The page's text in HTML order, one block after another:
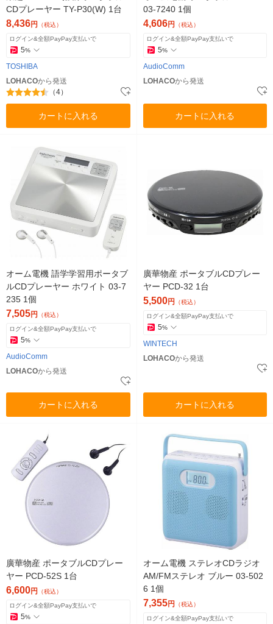
CDプレーヤー TY-P30(W) 1台
8,436円 （税込）
ログイン&全額PayPay支払いで
5%
TOSHIBA
LOHACOから発送
（4）
カートに入れる
03-7240 1個
4,606円 （税込）
ログイン&全額PayPay支払いで
5%
AudioComm
LOHACOから発送
カートに入れる
オーム電機 語学学習用ポータブ
ルCDプレーヤー ホワイト 03-7
235 1個
7,505円 （税込）
ログイン&全額PayPay支払いで
5%
AudioComm
LOHACOから発送
カートに入れる
廣華物産 ポータブルCDプレー
ヤー PCD-32 1台
5,500円 （税込）
ログイン&全額PayPay支払いで
5%
WINTECH
LOHACOから発送
カートに入れる
廣華物産 ポータブルCDプレー
ヤー PCD-52S 1台
6,600円 （税込）
ログイン&全額PayPay支払いで
5%
オーム電機 ステレオCDラジオ
AM/FMステレオ ブルー 03-502
6 1個
7,355円 （税込）
ログイン&全額PayPay支払いで